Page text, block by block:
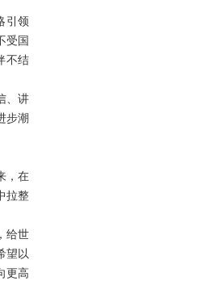
引领
受国
不结
、讲
步潮
，在
拉整
给世
望以
更高